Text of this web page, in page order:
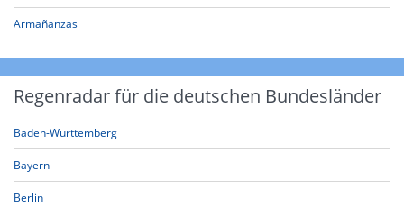
Armañanzas
Regenradar für die deutschen Bundesländer
Baden-Württemberg
Bayern
Berlin